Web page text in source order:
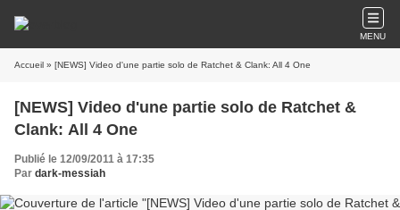
MENU
Accueil » [NEWS] Video d'une partie solo de Ratchet & Clank: All 4 One
[NEWS] Video d'une partie solo de Ratchet &
Clank: All 4 One
Publié le 12/09/2011 à 17:35
Par dark-messiah